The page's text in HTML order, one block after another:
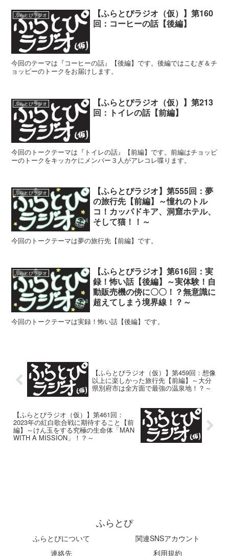
ふらとぴラジオ
【ふらとぴラジオ（仮）】第160
回：コーヒーの話【後編】
今回のテーマは『コーヒーの話』【後編】です。後編ではこむぎ＆チ
ョッピーのトークをお届けします。
ふらとぴラジオ
【ふらとぴラジオ（仮）】第213
回：トイレの話【前編】
今回のトークテーマは『トイレの話』【前編】です。前編はチョッピ
ーのトークをキッカケにメンバー３人がアレコレ喋ります。
ふらとぴラジオ
【ふらとぴラジオ】第555回：夢
の旅行先【前編】～憧れのトル
コ！カッパドキア、洞窟ホテル、
そして猫！！～
今回のトークテーマは夢の旅行先【前編】です。
ふらとぴラジオ
【ふらとぴラジオ】第616回：実
録！怖い話【後編】～実体験！自
動販売機の傍に〇〇！？無意識に
超えてしまう境界線！？～
今回のトークテーマは実録！怖い話【後編】です。
【ふらとぴラジオ（仮）】第459回：想像
以上に楽しかった旅行先【前編】～大分
県別府市は全方面で最強の温泉地！？～
【ふらとぴラジオ（仮）】第461回：
2023年の紅白歌合戦に期待すること【前
編】～けん玉をする究極の生命体「MAN
WITH A MISSION」！？～
ふらとぴ
ふらとぴについて
関連SNSアカウント
連絡先
利用規約